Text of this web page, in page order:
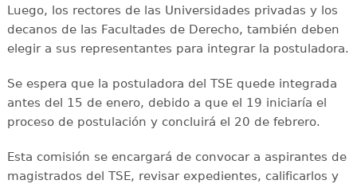
Luego, los rectores de las Universidades privadas y los
decanos de las Facultades de Derecho, también deben
elegir a sus representantes para integrar la postuladora.
Se espera que la postuladora del TSE quede integrada
antes del 15 de enero, debido a que el 19 iniciaría el
proceso de postulación y concluirá el 20 de febrero.
Esta comisión se encargará de convocar a aspirantes de
magistrados del TSE, revisar expedientes, calificarlos y